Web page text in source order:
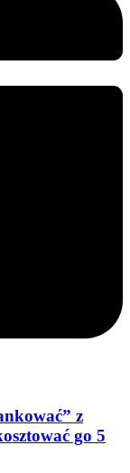
z
go 5